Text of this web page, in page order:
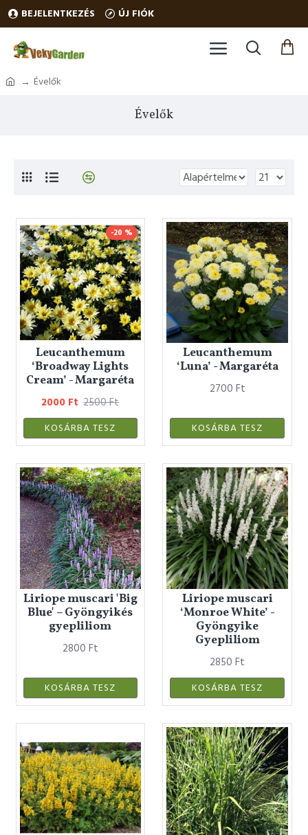
BEJELENTKEZÉS ÚJ FIÓK
Évelők
Évelők
-20 %
Leucanthemum
‘Broadway Lights
Cream’ - Margaréta
2000 Ft 2500 Ft
KOSÁRBA TESZ
Leucanthemum
‘Luna’ - Margaréta
2700 Ft
KOSÁRBA TESZ
Liriope muscari 'Big
Blue' – Gyöngyikés
gyepliliom
2800 Ft
KOSÁRBA TESZ
Liriope muscari
‘Monroe White’ -
Gyöngyike
Gyepliliom
2850 Ft
KOSÁRBA TESZ